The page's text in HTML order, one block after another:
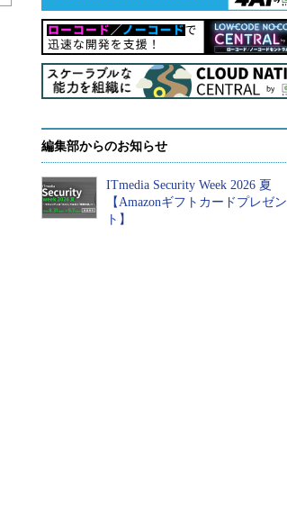
編集部からのお知らせ
ITmedia Security Week 2026 夏
【Amazonギフトカードプレゼン
ト】